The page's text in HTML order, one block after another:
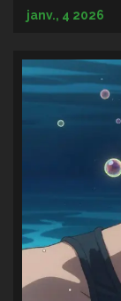
janv., 4 2026